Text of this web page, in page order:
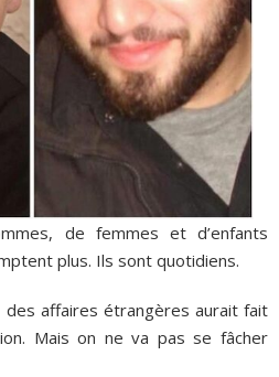
de femmes et d’enfants
plus. Ils sont quotidiens.
affaires étrangères aurait fait
Mais on ne va pas se fâcher